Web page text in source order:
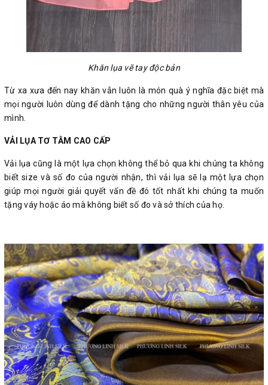
Khăn lụa vẽ tay độc bản
Từ xa xưa đến nay khăn vẫn luôn là món quà ý nghĩa đặc biệt mà
mọi người luôn dùng để dành tặng cho những người thân yêu của
mình.
VẢI LỤA TƠ TẰM CAO CẤP
Vải lụa cũng là một lựa chọn không thể bỏ qua khi chúng ta không
biết size và số đo của người nhận, thì vải lụa sẽ lạ một lựa chọn
giúp mọi người giải quyết vấn đề đó tốt nhất khi chúng ta muốn
tặng váy hoặc áo mà không biết số đo và sở thích của họ.